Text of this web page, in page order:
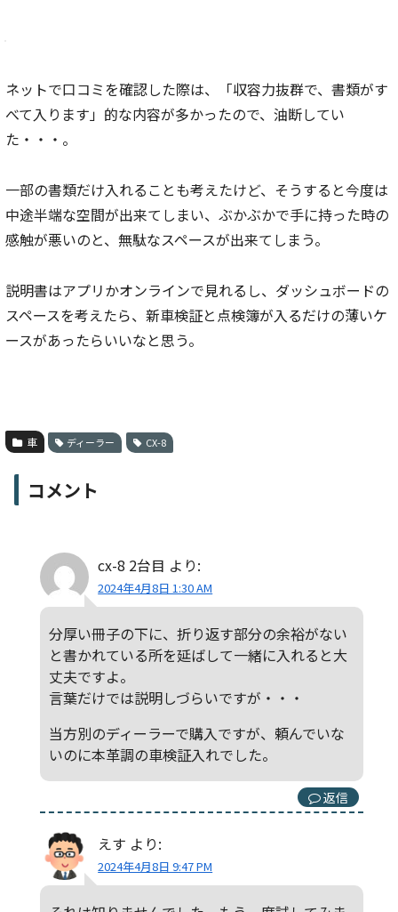
ネットで口コミを確認した際は、「収容力抜群で、書類がす
べて入ります」的な内容が多かったので、油断してい
た・・・。
一部の書類だけ入れることも考えたけど、そうすると今度は
中途半端な空間が出来てしまい、ぶかぶかで手に持った時の
感触が悪いのと、無駄なスペースが出来てしまう。
説明書はアプリかオンラインで見れるし、ダッシュボードの
スペースを考えたら、新車検証と点検簿が入るだけの薄いケ
ースがあったらいいなと思う。
車 ディーラー CX-8
コメント
cx-8 2台目 より:
2024年4月8日 1:30 AM
分厚い冊子の下に、折り返す部分の余裕がない
と書かれている所を延ばして一緒に入れると大
丈夫ですよ。
言葉だけでは説明しづらいですが・・・
当方別のディーラーで購入ですが、頼んでいな
いのに本革調の車検証入れでした。
返信
えす より:
2024年4月8日 9:47 PM